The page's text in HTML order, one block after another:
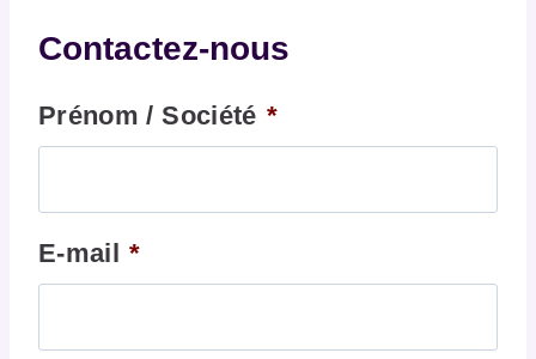
Contactez-nous
Prénom / Société *
E-mail *